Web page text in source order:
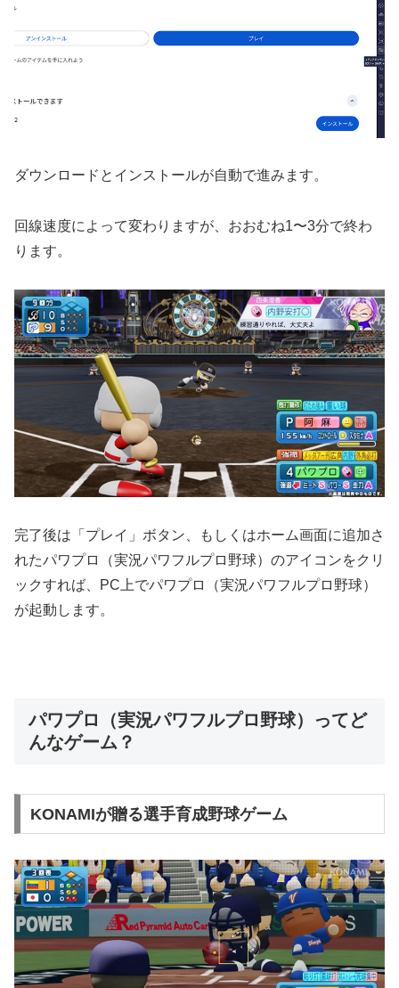
ダウンロードとインストールが自動で進みます。
回線速度によって変わりますが、おおむね1〜3分で終わ
ります。
完了後は「プレイ」ボタン、もしくはホーム画面に追加さ
れたパワプロ（実況パワフルプロ野球）のアイコンをクリ
ックすれば、PC上でパワプロ（実況パワフルプロ野球）
が起動します。
パワプロ（実況パワフルプロ野球）ってど
んなゲーム？
KONAMIが贈る選手育成野球ゲーム